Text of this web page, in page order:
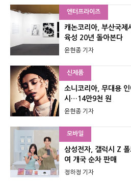
엔터프라이즈
캐논코리아, 부산국
육성 20년 돌아본다
윤현종 기자
신제품
소니코리아, 무대용
시…14만9천 원
윤현종 기자
모바일
삼성전자, 갤럭시 Z
여 개국 순차 판매
정하정 기자